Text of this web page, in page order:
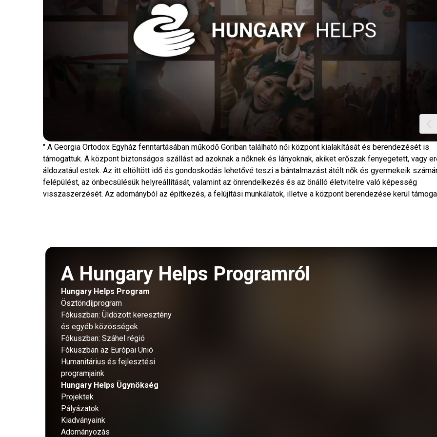
" A Georgia Ortodox Egyház fenntartásában működő Goriban található női központ kialakítását és berendezését is
támogattuk. A központ biztonságos szállást ad azoknak a nőknek és lányoknak, akiket erőszak fenyegetett, vagy
áldozatául estek. Az itt eltöltött idő és gondoskodás lehetővé teszi a bántalmazást átélt nők és gyermekeik
felépülést, az önbecsülésük helyreállítását, valamint az önrendelkezés és az önálló életvitelre való képesség
visszaszerzését. Az adományból az építkezés, a felújítási munkálatok, illetve a központ berendezése kerül
A Hungary Helps Programról
Hungary Helps Program
Ösztöndíjprogram
Fókuszban: Üldözött keresztény
és egyéb közösségek
Fókuszban: Száhel régió
Fókuszban az Európai Unió
Humanitárius és fejlesztési
programjaink
Hungary Helps Ügynökség
Projektek
Pályázatok
Kiadványaink
Adományozás